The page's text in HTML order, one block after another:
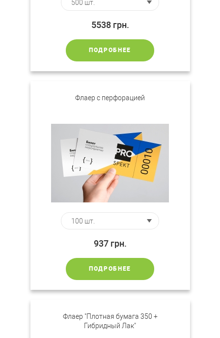
5538 грн.
ПОДРОБНЕЕ
Флаер с перфорацией
937 грн.
ПОДРОБНЕЕ
Флаер "Плотная бумага 350 +
Гибридный Лак"